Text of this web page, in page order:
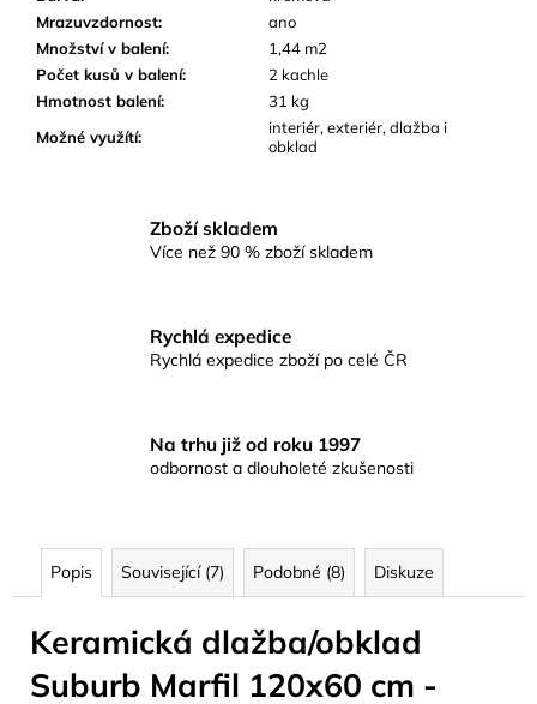
Mrazuvzdornost:
ano
Množství v balení:
1,44 m2
Počet kusů v balení:
2 kachle
Hmotnost balení:
31 kg
Možné využítí:
interiér, exteriér, dlažba i
obklad
Zboží skladem
Více než 90 % zboží skladem
Rychlá expedice
Rychlá expedice zboží po celé ČR
Na trhu již od roku 1997
odbornost a dlouholeté zkušenosti
Popis Související (7) Podobné (8) Diskuze
Keramická dlažba/obklad
Suburb Marfil 120x60 cm -